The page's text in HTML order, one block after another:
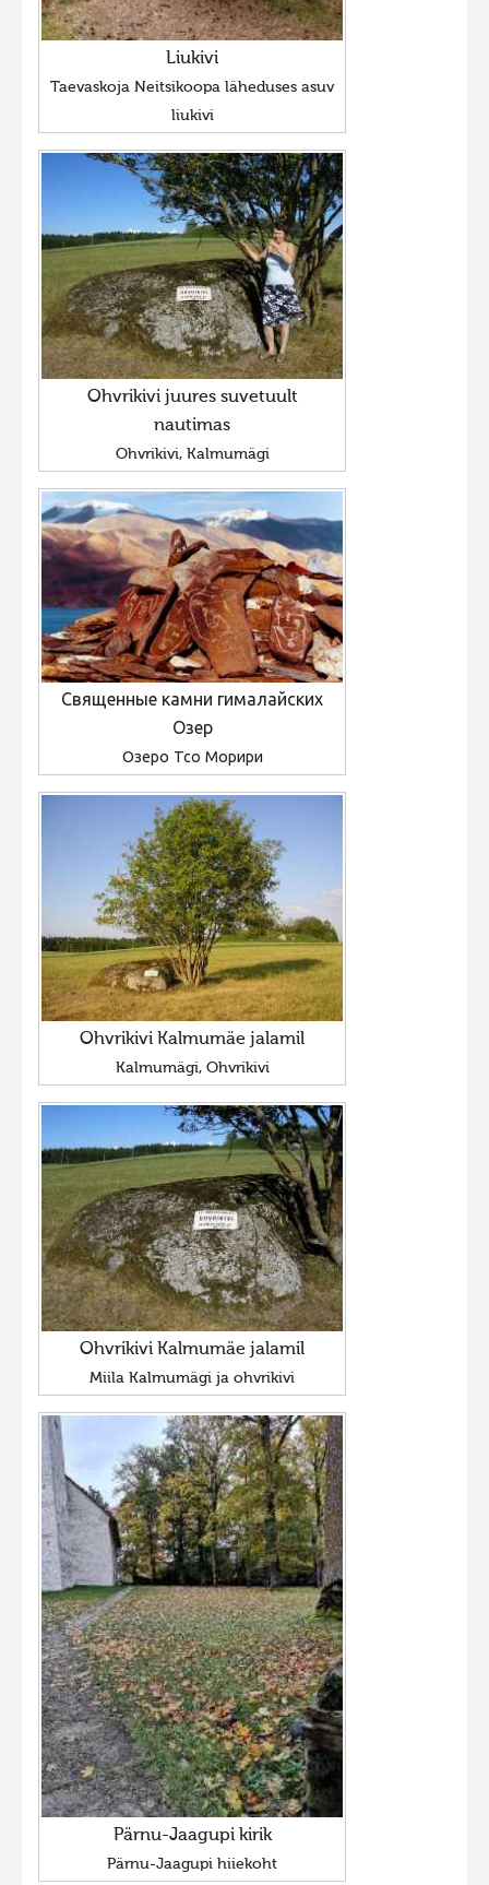
Liukivi
Taevaskoja Neitsikoopa läheduses asuv
liukivi
Ohvrikivi juures suvetuult
nautimas
Ohvrikivi, Kalmumägi
Священные камни гималайских
Озер
Озеро Тсо Морири
Ohvrikivi Kalmumäe jalamil
Kalmumägi, Ohvrikivi
Ohvrikivi Kalmumäe jalamil
Miila Kalmumägi ja ohvrikivi
Pärnu-Jaagupi kirik
Pärnu-Jaagupi hiiekoht